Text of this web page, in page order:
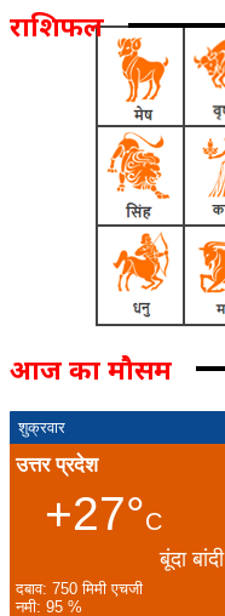
राशिफल
आज का मौसम
शुक्रवार
उत्तर प्रदेश
+27°C
बूंदा बांदी
दबाव: 750 मिमी एचजी
नमी: 95 %